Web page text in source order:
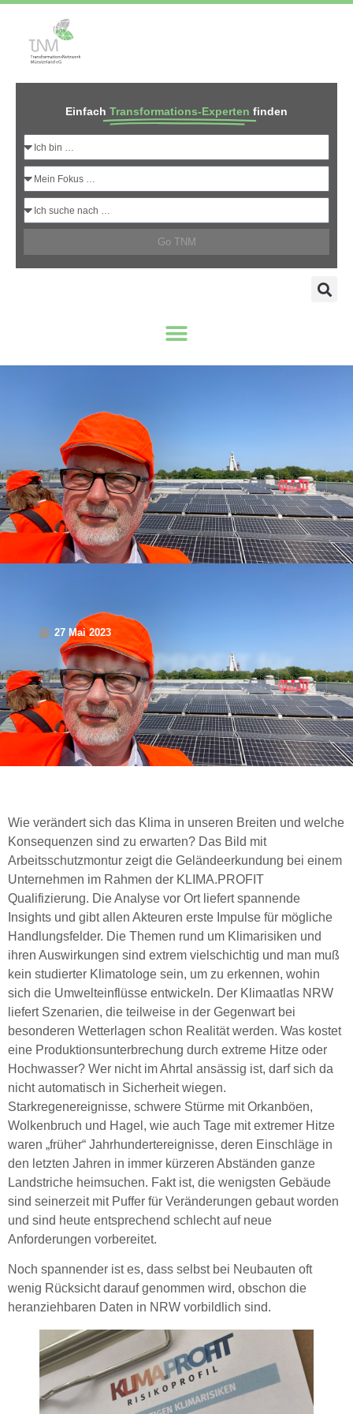
Einfach Transformations-Experten finden
Go TNM
27 Mai 2023
KLIMA.PROFIT für
das Münsterland
Wie verändert sich das Klima in unseren Breiten und welche
Konsequenzen sind zu erwarten? Das Bild mit
Arbeitsschutzmontur zeigt die Geländeerkundung bei einem
Unternehmen im Rahmen der KLIMA.PROFIT
Qualifizierung. Die Analyse vor Ort liefert spannende
Insights und gibt allen Akteuren erste Impulse für mögliche
Handlungsfelder. Die Themen rund um Klimarisiken und
ihren Auswirkungen sind extrem vielschichtig und man muß
kein studierter Klimatologe sein, um zu erkennen, wohin
sich die Umwelteinflüsse entwickeln. Der Klimaatlas NRW
liefert Szenarien, die teilweise in der Gegenwart bei
besonderen Wetterlagen schon Realität werden. Was kostet
eine Produktionsunterbrechung durch extreme Hitze oder
Hochwasser? Wer nicht im Ahrtal ansässig ist, darf sich da
nicht automatisch in Sicherheit wiegen.
Starkregenereignisse, schwere Stürme mit Orkanböen,
Wolkenbruch und Hagel, wie auch Tage mit extremer Hitze
waren „früher“ Jahrhundertereignisse, deren Einschläge in
den letzten Jahren in immer kürzeren Abständen ganze
Landstriche heimsuchen. Fakt ist, die wenigsten Gebäude
sind seinerzeit mit Puffer für Veränderungen gebaut worden
und sind heute entsprechend schlecht auf neue
Anforderungen vorbereitet.
Noch spannender ist es, dass selbst bei Neubauten oft
wenig Rücksicht darauf genommen wird, obschon die
heranziehbaren Daten in NRW vorbildlich sind.